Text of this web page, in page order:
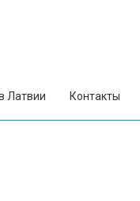
Латвии Контакты